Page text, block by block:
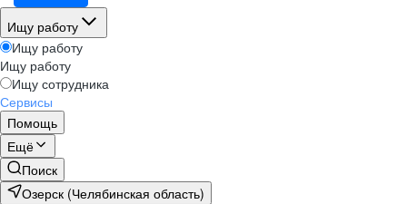
Ищу работу
Ищу работу
Ищу работу
Ищу сотрудника
Сервисы
Помощь
Ещё
Поиск
Озерск (Челябинская область)